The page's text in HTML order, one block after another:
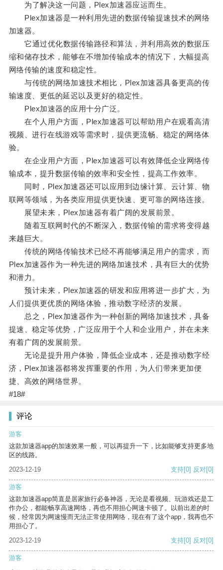
为了解决这一问题，Plex加速器应运而生。
Plex加速器是一种利用先进的数据传输提速技术的网络
加速器。
它通过优化数据传输路径和算法，并利用高效的数据压
缩和储存技术，能够在不增加传输成本的情况下，大幅提高
网络传输的速度和稳定性。
与传统的网络加速技术相比，Plex加速器具备更高的传
输速度、更低的延迟以及更好的稳定性。
Plex加速器的应用十分广泛。
在个人用户方面，Plex加速器可以帮助用户在观看高清
视频、进行在线游戏等需求时，提供更流畅、稳定的网络体
验。
在企业用户方面，Plex加速器可以有效降低企业网络传
输成本，提升数据传输的效率和安全性，提高工作效率。
同时，Plex加速器还可以应用到边缘计算、云计算、物
联网等领域，为各类应用提供更快速、更可靠的网络连接。
展望未来，Plex加速器有着广阔的发展前景。
随着互联网时代的不断深入，数据传输的需求将变得越
来越巨大。
传统的网络传输技术已经不再能够满足用户的需求，而
Plex加速器作为一种先进的网络加速技术，具有巨大的优势
和潜力。
预计未来，Plex加速器的研发和应用将进一步扩大，为
人们提供更优质的网络体验，推动数字经济的发展。
总之，Plex加速器作为一种创新的网络加速技术，具备
提速、稳定等优势，广泛应用于个人和企业用户，并在未来
有着广阔的发展前景。
无论是提升用户体验，降低企业成本，还是推动数字经
济，Plex加速器都将发挥重要的作用，为人们带来更加便
捷、高效的网络世界。
#18#
评论
游客
这款加速器app的加速效果一般，可以再提升一下，比如能够支持更多地
区的线路。
2023-12-19
支持[0] 反对[0]
游客
这款加速器app简直是居家旅行必备神器，无论是看视频、玩游戏还是工
作办公，都能畅享高速网络，再也不用担心网速卡顿了。以前出差的时
候，经常因为网速慢而无法正常使用网络，现在有了这个app，我再也不
用担心了。
2023-12-19
支持[0] 反对[0]
游客